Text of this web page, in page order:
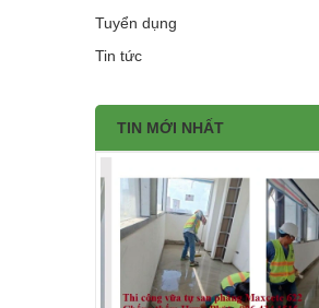
Tuyển dụng
Tin tức
TIN MỚI NHẤT